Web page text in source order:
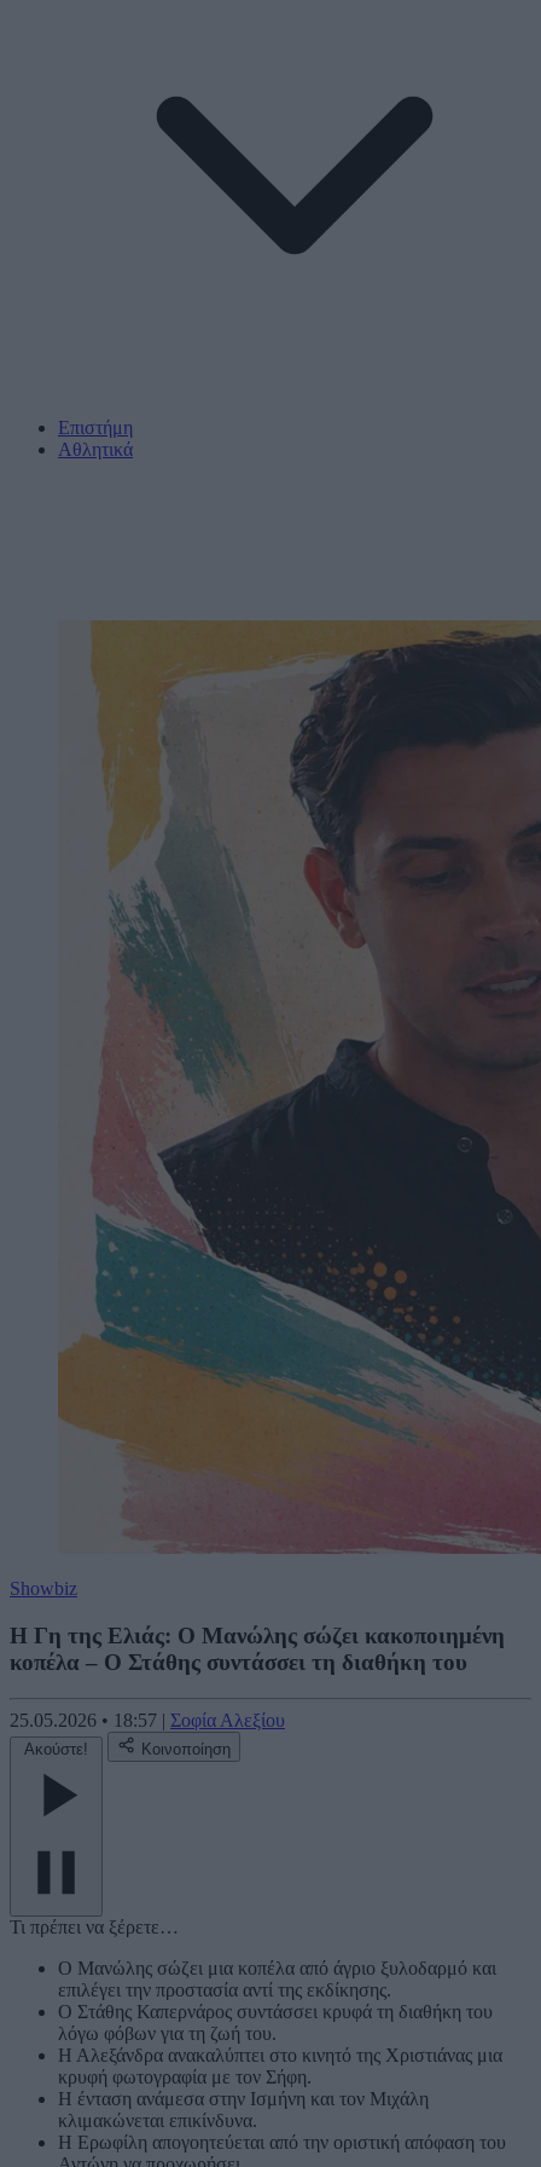
Επιστήμη
Αθλητικά
Showbiz
Η Γη της Ελιάς: Ο Μανώλης σώζει κακοποιημένη
κοπέλα – Ο Στάθης συντάσσει τη διαθήκη του
25.05.2026 • 18:57 | Σοφία Αλεξίου
Ακούστε! Κοινοποίηση
Τι πρέπει να ξέρετε…
Ο Μανώλης σώζει μια κοπέλα από άγριο ξυλοδαρμό και
επιλέγει την προστασία αντί της εκδίκησης.
Ο Στάθης Καπερνάρος συντάσσει κρυφά τη διαθήκη του
λόγω φόβων για τη ζωή του.
Η Αλεξάνδρα ανακαλύπτει στο κινητό της Χριστιάνας μια
κρυφή φωτογραφία με τον Σήφη.
Η ένταση ανάμεσα στην Ισμήνη και τον Μιχάλη
κλιμακώνεται επικίνδυνα.
Η Ερωφίλη απογοητεύεται από την οριστική απόφαση του